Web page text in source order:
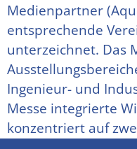
Medienpartner
entsprechende
unterzeichnet. Das
Ingenieur- und
Messe integrierte
konzentriert auf